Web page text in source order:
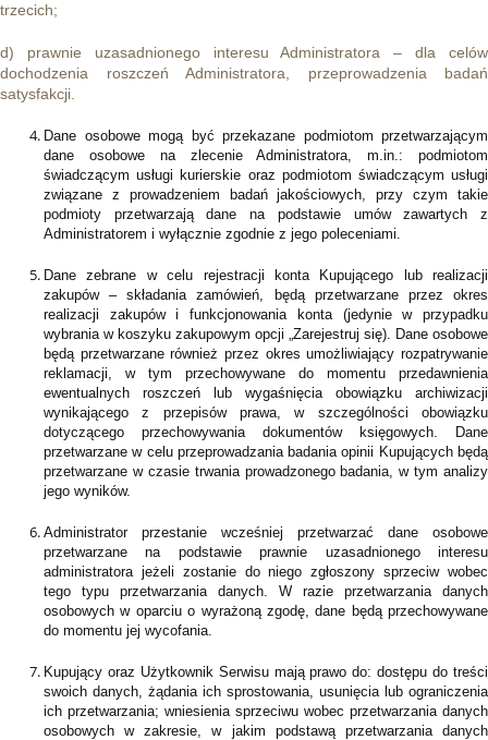
trzecich;
d) prawnie uzasadnionego interesu Administratora – dla celów
dochodzenia roszczeń Administratora, przeprowadzenia badań
satysfakcji.
Dane osobowe mogą być przekazane podmiotom przetwarzającym
dane osobowe na zlecenie Administratora, m.in.: podmiotom
świadczącym usługi kurierskie oraz podmiotom świadczącym usługi
związane z prowadzeniem badań jakościowych, przy czym takie
podmioty przetwarzają dane na podstawie umów zawartych z
Administratorem i wyłącznie zgodnie z jego poleceniami.
Dane zebrane w celu rejestracji konta Kupującego lub realizacji
zakupów – składania zamówień, będą przetwarzane przez okres
realizacji zakupów i funkcjonowania konta (jedynie w przypadku
wybrania w koszyku zakupowym opcji „Zarejestruj się). Dane osobowe
będą przetwarzane również przez okres umożliwiający rozpatrywanie
reklamacji, w tym przechowywane do momentu przedawnienia
ewentualnych roszczeń lub wygaśnięcia obowiązku archiwizacji
wynikającego z przepisów prawa, w szczególności obowiązku
dotyczącego przechowywania dokumentów księgowych. Dane
przetwarzane w celu przeprowadzania badania opinii Kupujących będą
przetwarzane w czasie trwania prowadzonego badania, w tym analizy
jego wyników.
Administrator przestanie wcześniej przetwarzać dane osobowe
przetwarzane na podstawie prawnie uzasadnionego interesu
administratora jeżeli zostanie do niego zgłoszony sprzeciw wobec
tego typu przetwarzania danych. W razie przetwarzania danych
osobowych w oparciu o wyrażoną zgodę, dane będą przechowywane
do momentu jej wycofania.
Kupujący oraz Użytkownik Serwisu mają prawo do: dostępu do treści
swoich danych, żądania ich sprostowania, usunięcia lub ograniczenia
ich przetwarzania; wniesienia sprzeciwu wobec przetwarzania danych
osobowych w zakresie, w jakim podstawą przetwarzania danych